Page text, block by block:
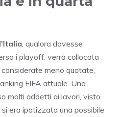
, qualora dovesse
i playoff, verrà collocata
meno quotate,
FIFA attuale. Una
molti addetti ai lavori, visto
era ipotizzata una possibile